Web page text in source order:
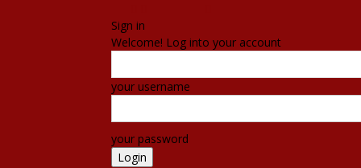
Sign in
Welcome! Log into your account
your username
your password